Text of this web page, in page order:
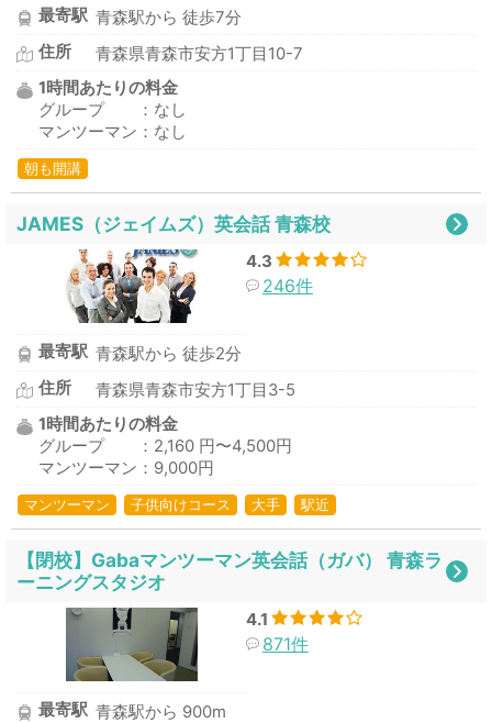
最寄駅 青森駅から 徒歩7分
住所
青森県青森市安方1丁目10-7
1時間あたりの料金
グループ ：なし
マンツーマン：なし
朝も開講
JAMES（ジェイムズ）英会話 青森校
4.3
246件
最寄駅 青森駅から 徒歩2分
住所
青森県青森市安方1丁目3-5
1時間あたりの料金
グループ ：2,160 円〜4,500円
マンツーマン：9,000円
マンツーマン 子供向けコース 大手 駅近
【閉校】Gabaマンツーマン英会話（ガバ） 青森ラ
ーニングスタジオ
4.1
871件
最寄駅 青森駅から 900m